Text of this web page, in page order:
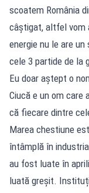
scoatem România
câștigat, altfel vom
energie nu le are
cele 3 partide de la
Eu doar aștept o
Ciucă e un om care
că fiecare dintre
Marea chestiune
întâmplă în
au fost luate în
luată greșit.